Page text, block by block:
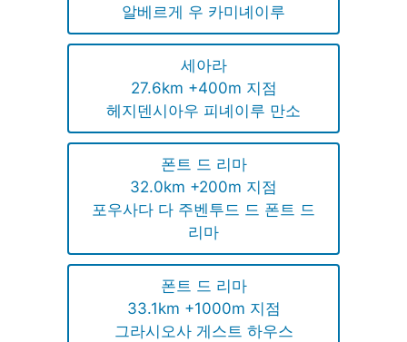
알베르게 우 카미녜이루
세아라
27.6km +400m 지점
헤지덴시아우 피녜이루 만소
폰트 드 리마
32.0km +200m 지점
포우사다 다 주벤투드 드 폰트 드
리마
폰트 드 리마
33.1km +1000m 지점
그라시오사 게스트 하우스